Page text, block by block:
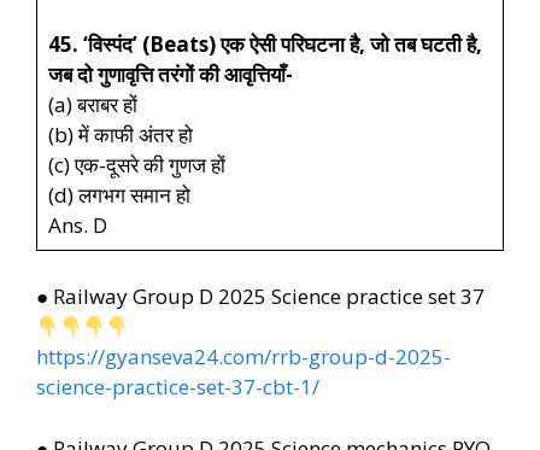
45. ‘विस्पंद’ (Beats) एक ऐसी परिघटना है, जो तब घटती है,
जब दो गुणावृत्ति तरंगों की आवृत्तियाँ-
(a) बराबर हों
(b) में काफी अंतर हो
(c) एक-दूसरे की गुणज हों
(d) लगभग समान हो
Ans. D
● Railway Group D 2025 Science practice set 37
https://gyanseva24.com/rrb-group-d-2025-
science-practice-set-37-cbt-1/